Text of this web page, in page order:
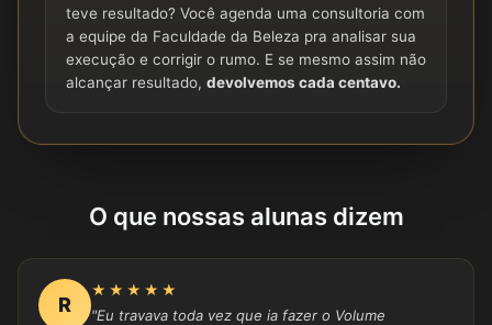
teve resultado? Você agenda uma consultoria com
a equipe da Faculdade da Beleza pra analisar sua
execução e corrigir o rumo. E se mesmo assim não
alcançar resultado, devolvemos cada centavo.
O que nossas alunas dizem
R
★★★★★
"Eu travava toda vez que ia fazer o Volume